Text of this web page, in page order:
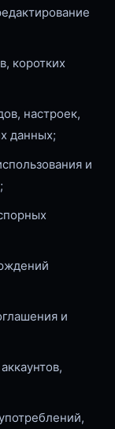
коротких
настроек,
данных;
и
и